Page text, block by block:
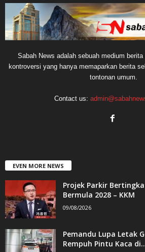
Sabah News adalah sebuah medium
kontroversi yang hanya memaparkan berita
tontonan umum.
Contact us:
EVEN MORE NEWS
Projek Parkir
Bermula 2028 – KKM
09/08/2026
Pemandu Lupa Letak
Rempuh Pintu Kaca